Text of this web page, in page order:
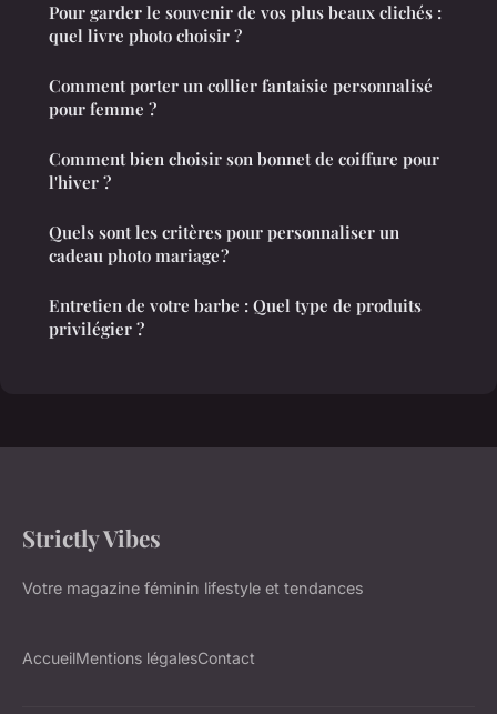
Pour garder le souvenir de vos plus beaux clichés :
quel livre photo choisir ?
Comment porter un collier fantaisie personnalisé
pour femme ?
Comment bien choisir son bonnet de coiffure pour
l'hiver ?
Quels sont les critères pour personnaliser un
cadeau photo mariage ?
Entretien de votre barbe : Quel type de produits
privilégier ?
Strictly Vibes
Votre magazine féminin lifestyle et tendances
AccueilMentions légalesContact